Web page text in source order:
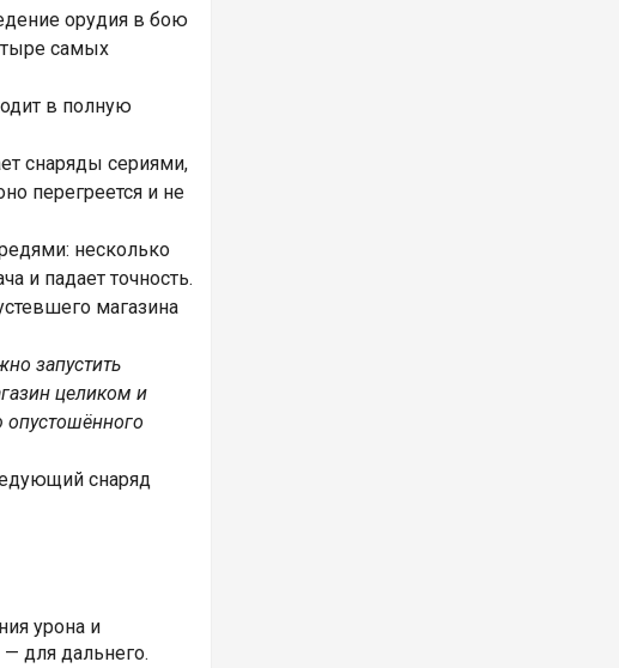
орудия в бою
самых
в полную
снаряды сериями,
перегреется и не
несколько
и падает точность.
магазина
запустить
целиком и
опустошённого
снаряд
урона и
для дальнего.